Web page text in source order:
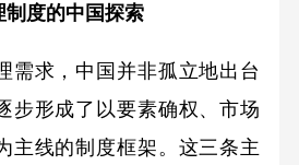
度的中国探索
求，中国并非孤立地出台
步形成了以要素确权、市场
主线的制度框架。这三条主